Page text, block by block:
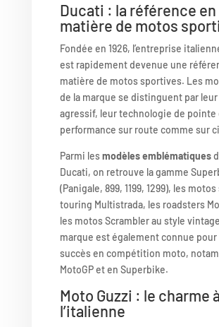
Ducati : la référence en
matière de motos
Fondée en 1926, l’entreprise
est rapidement devenue une
matière de motos sportives. Les
de la marque se distinguent par
agressif, leur technologie de pointe
performance sur route comme sur
Parmi lesmodèles emblématiques
Ducati, on retrouve la gamme
(Panigale, 899, 1199, 1299), les
touring Multistrada, les roadsters
les motos Scrambler au style
marque est également connue pour
succès en compétition moto,
MotoGP et en Superbike.
Moto Guzzi : le charme à
l’italienne